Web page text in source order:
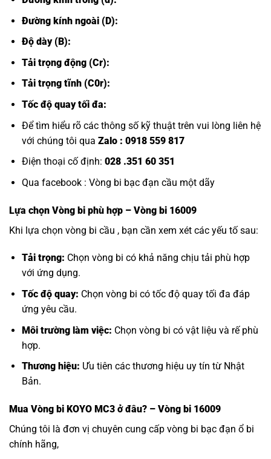
Đường kính ngoài (D):
Độ dày (B):
Tải trọng động (Cr):
Tải trọng tĩnh (C0r):
Tốc độ quay tối đa:
Để tìm hiểu rõ các thông số kỹ thuật trên vui lòng liên hệ
với chúng tôi qua Zalo : 0918 559 817
Điện thoại cố định: 028 .351 60 351
Qua facebook : Vòng bi bạc đạn cầu một dãy
Lựa chọn Vòng bi phù hợp – Vòng bi 16009
Khi lựa chọn vòng bi cầu , bạn cần xem xét các yếu tố sau:
Tải trọng: Chọn vòng bi có khả năng chịu tải phù hợp
với ứng dụng.
Tốc độ quay: Chọn vòng bi có tốc độ quay tối đa đáp
ứng yêu cầu.
Môi trường làm việc: Chọn vòng bi có vật liệu và rế phù
hợp.
Thương hiệu: Ưu tiên các thương hiệu uy tín từ Nhật
Bản.
Mua Vòng bi KOYO MC3 ở đâu? – Vòng bi 16009
Chúng tôi là đơn vị chuyên cung cấp vòng bi bạc đạn ổ bi
chính hãng,